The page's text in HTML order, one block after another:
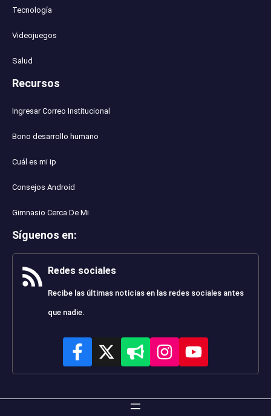
Tecnología
Videojuegos
Salud
Recursos
Ingresar Correo Institucional
Bono desarrollo humano
Cuál es mi ip
Consejos Android
Gimnasio Cerca De Mi
Síguenos en:
Redes sociales
Recibe las últimas noticias en las redes sociales antes
que nadie.